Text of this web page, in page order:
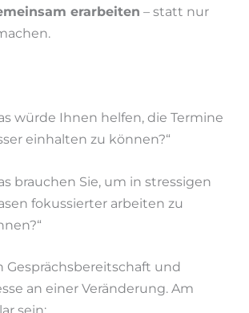
erarbeiten – statt nur
würde Ihnen helfen, die Termine
einhalten zu können?“
brauchen Sie, um in stressigen
fokussierter arbeiten zu
Gesprächsbereitschaft und
an einer Veränderung. Am